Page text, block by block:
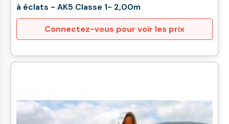
à éclats - AK5 Classe 1- 2,00m
Connectez-vous pour voir les prix